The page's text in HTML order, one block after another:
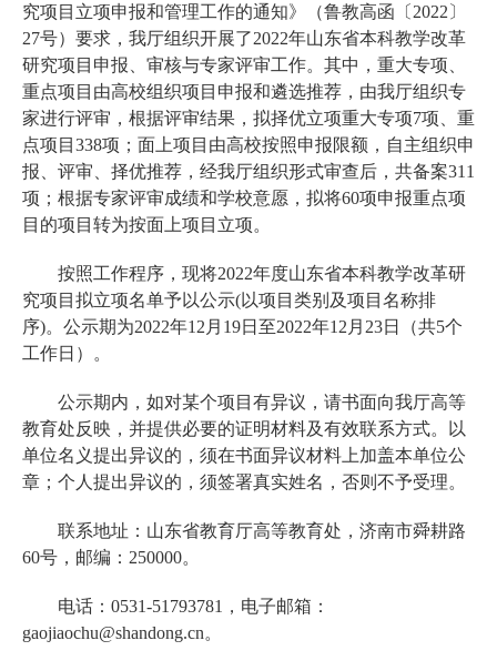
究项目立项申报和管理工作的通知》（鲁教高函〔2022〕
27号）要求，我厅组织开展了2022年山东省本科教学改革
研究项目申报、审核与专家评审工作。其中，重大专项、
重点项目由高校组织项目申报和遴选推荐，由我厅组织专
家进行评审，根据评审结果，拟择优立项重大专项7项、重
点项目338项；面上项目由高校按照申报限额，自主组织申
报、评审、择优推荐，经我厅组织形式审查后，共备案311
项；根据专家评审成绩和学校意愿，拟将60项申报重点项
目的项目转为按面上项目立项。
按照工作程序，现将2022年度山东省本科教学改革研
究项目拟立项名单予以公示(以项目类别及项目名称排
序)。公示期为2022年12月19日至2022年12月23日（共5个
工作日）。
公示期内，如对某个项目有异议，请书面向我厅高等
教育处反映，并提供必要的证明材料及有效联系方式。以
单位名义提出异议的，须在书面异议材料上加盖本单位公
章；个人提出异议的，须签署真实姓名，否则不予受理。
联系地址：山东省教育厅高等教育处，济南市舜耕路
60号，邮编：250000。
电话：0531-51793781，电子邮箱：
gaojiaochu@shandong.cn。